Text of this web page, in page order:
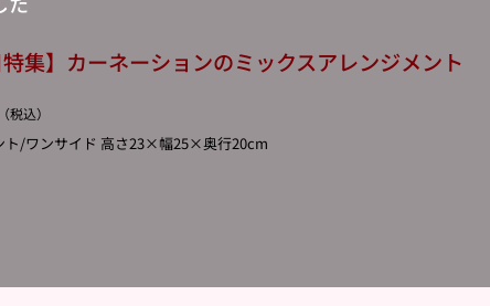
特集】カーネーションのミックスアレンジメント
税込）
ト/ワンサイド 高さ23×幅25×奥行20cm